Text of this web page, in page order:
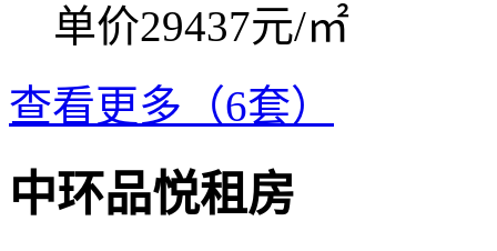
单价29437元/㎡
查看更多（6套）
中环品悦租房